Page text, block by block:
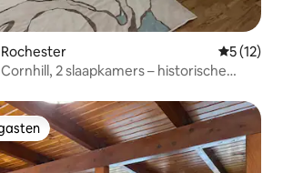
5 (12)
2 slaapkamers – historische
gasten